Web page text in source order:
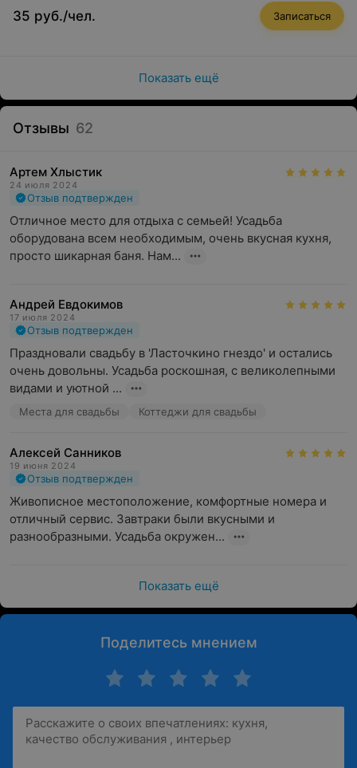
35 руб./чел. Записаться
Показать ещё
Отзывы 62
Артем Хлыстик
24 июля 2024
Отзыв подтвержден
Отличное место для отдыха с семьей! Усадьба
оборудована всем необходимым, очень вкусная кухня,
просто шикарная баня. Нам...
Андрей Евдокимов
17 июля 2024
Отзыв подтвержден
Праздновали свадьбу в 'Ласточкино гнездо' и остались
очень довольны. Усадьба роскошная, с великолепными
видами и уютной ...
Места для свадьбы Коттеджи для свадьбы
Алексей Санников
19 июня 2024
Отзыв подтвержден
Живописное местоположение, комфортные номера и
отличный сервис. Завтраки были вкусными и
разнообразными. Усадьба окружен...
Показать ещё
Поделитесь мнением